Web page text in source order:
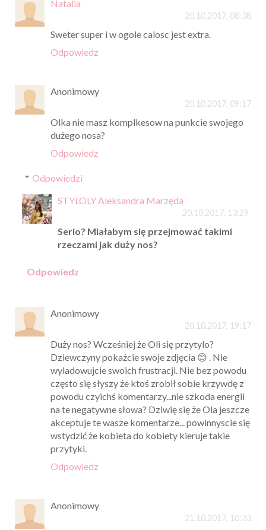
Natalia
20.10.2017, 08:38
Sweter super i w ogole calosc jest extra.
Odpowiedz
Anonimowy
20.10.2017, 09:17
Olka nie masz komplkesow na punkcie swojego
dużego nosa?
Odpowiedz
Odpowiedzi
STYLOLY Aleksandra Marzęda
20.10.2017, 13:29
Serio? Miałabym się przejmować takimi
rzeczami jak duży nos?
Odpowiedz
Anonimowy
20.10.2017, 19:17
Duży nos? Wcześniej że Oli się przytylo?
Dziewczyny pokażcie swoje zdjęcia 😊 . Nie
wyladowujcie swoich frustracji. Nie bez powodu
często się słyszy że ktoś zrobił sobie krzywdę z
powodu czyichś komentarzy...nie szkoda energii
na te negatywne słowa? Dziwię się że Ola jeszcze
akceptuje te wasze komentarze... powinnyscie się
wstydzić że kobieta do kobiety kieruje takie
przytyki.
Odpowiedz
Anonimowy
21.10.2017, 10:33